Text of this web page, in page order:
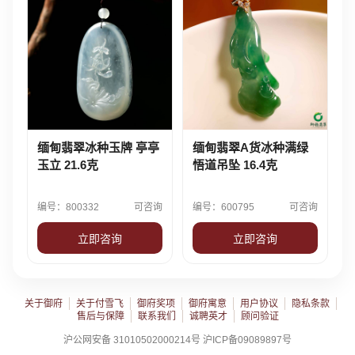
缅甸翡翠冰种玉牌 亭亭
玉立 21.6克
编号：800332 可咨询
立即咨询
缅甸翡翠A货冰种满绿
悟道吊坠 16.4克
编号：600795 可咨询
立即咨询
关于御府 关于付雪飞 御府奖项 御府寓意 用户协议
隐私条款
售后与保障
联系我们 诚聘英才 顾问验证
沪公网安备 31010502000214号 沪ICP备09089897号